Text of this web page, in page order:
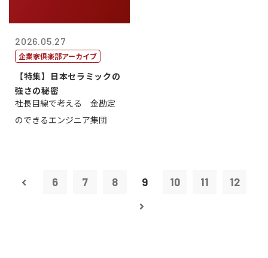
2026.05.27
企業家倶楽部アーカイブ
【特集】日本セラミックの
強さの秘密
社長目線で考える 金勘定
のできるエンジニア集団
6 7 8 9 10 11 12